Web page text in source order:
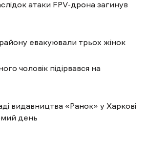
атаки FPV-дрона загинув
евакуювали трьох жінок
чоловік підірвався на
видавництва «Ранок» у Харкові
день